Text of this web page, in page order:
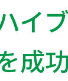
イ
成